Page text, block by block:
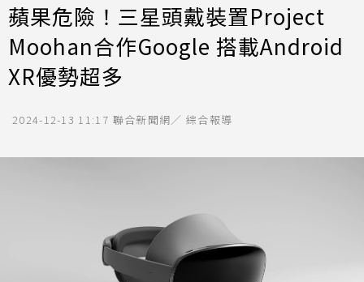
蘋果危險！三星頭戴裝置Project
Moohan合作Google 搭載Android
XR優勢超多
2024-12-13 11:17 聯合新聞網／ 綜合報導